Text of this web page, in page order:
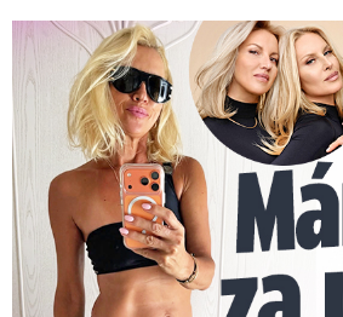
Krásná sestra Krainové bez emocí: Mám